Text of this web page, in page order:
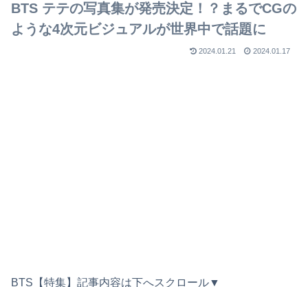
BTS テテの写真集が発売決定！？まるでCGの
ような4次元ビジュアルが世界中で話題に
2024.01.21 2024.01.17
BTS【特集】記事内容は下へスクロール▼